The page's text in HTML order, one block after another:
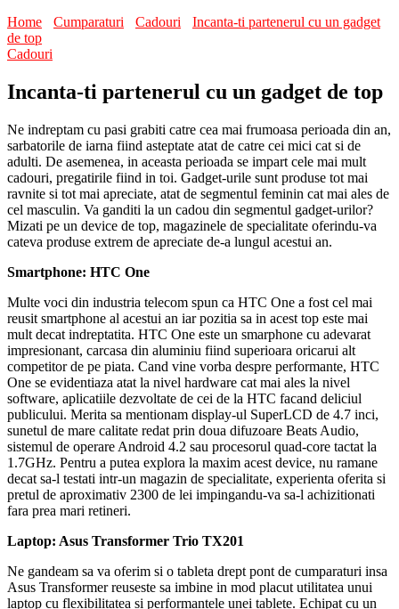
Home
Cumparaturi Cadouri
Incanta-ti partenerul cu un gadget
de top
Cadouri
Incanta-ti partenerul cu un gadget de top
Ne indreptam cu pasi grabiti catre cea mai frumoasa perioada din an,
sarbatorile de iarna fiind asteptate atat de catre cei mici cat si de
adulti. De asemenea, in aceasta perioada se impart cele mai mult
cadouri, pregatirile fiind in toi. Gadget-urile sunt produse tot mai
ravnite si tot mai apreciate, atat de segmentul feminin cat mai ales de
cel masculin. Va ganditi la un cadou din segmentul gadget-urilor?
Mizati pe un device de top, magazinele de specialitate oferindu-va
cateva produse extrem de apreciate de-a lungul acestui an.
Smartphone: HTC One
Multe voci din industria telecom spun ca HTC One a fost cel mai
reusit smartphone al acestui an iar pozitia sa in acest top este mai
mult decat indreptatita. HTC One este un smarphone cu adevarat
impresionant, carcasa din aluminiu fiind superioara oricarui alt
competitor de pe piata. Cand vine vorba despre performante, HTC
One se evidentiaza atat la nivel hardware cat mai ales la nivel
software, aplicatiile dezvoltate de cei de la HTC facand deliciul
publicului. Merita sa mentionam display-ul SuperLCD de 4.7 inci,
sunetul de mare calitate redat prin doua difuzoare Beats Audio,
sistemul de operare Android 4.2 sau procesorul quad-core tactat la
1.7GHz. Pentru a putea explora la maxim acest device, nu ramane
decat sa-l testati intr-un magazin de specialitate, experienta oferita si
pretul de aproximativ 2300 de lei impingandu-va sa-l achizitionati
fara prea mari retineri.
Laptop: Asus Transformer Trio TX201
Ne gandeam sa va oferim si o tableta drept pont de cumparaturi insa
Asus Transformer reuseste sa imbine in mod placut utilitatea unui
laptop cu flexibilitatea si performantele unei tablete. Echipat cu un